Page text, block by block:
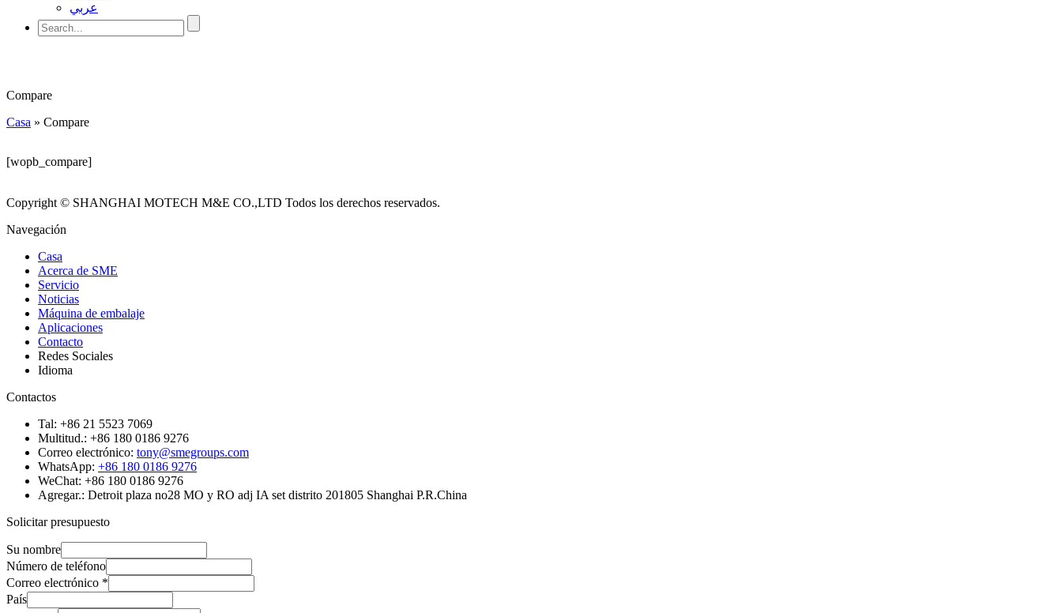
عربي
Compare
Casa » Compare
[wopb_compare]
Copyright © SHANGHAI MOTECH M&E CO.,LTD Todos los derechos reservados.
Navegación
Casa
Acerca de SME
Servicio
Noticias
Máquina de embalaje
Aplicaciones
Contacto
Redes Sociales
Idioma
Contactos
Tal: +86 21 5523 7069
Multitud.: +86 180 0186 9276
Correo electrónico: tony@smegroups.com
WhatsApp: +86 180 0186 9276
WeChat: +86 180 0186 9276
Agregar.: Detroit plaza no28 MO y RO adj IA set distrito 201805 Shanghai P.R.China
Solicitar presupuesto
Su nombre
Número de teléfono
Correo electrónico *
País